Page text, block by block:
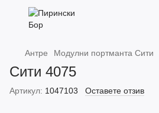
Антре Модулни портманта Сити
Сити 4075
Артикул: 1047103 Оставете отзив